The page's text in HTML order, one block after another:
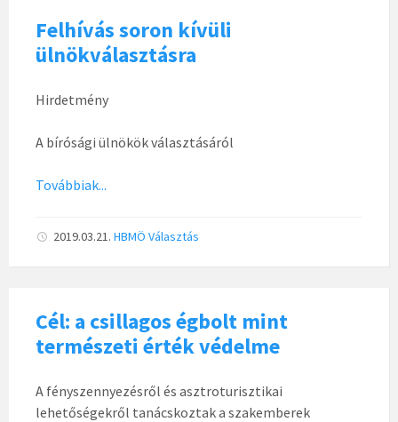
Felhívás soron kívüli
ülnökválasztásra
Hirdetmény
A bírósági ülnökök választásáról
Továbbiak...
2019.03.21. HBMÖ Választás
Cél: a csillagos égbolt mint
természeti érték védelme
A fényszennyezésről és asztroturisztikai
lehetőségekről tanácskoztak a szakemberek